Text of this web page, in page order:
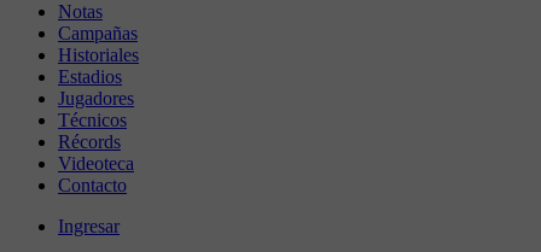
Notas
Campañas
Historiales
Estadios
Jugadores
Técnicos
Récords
Videoteca
Contacto
Ingresar